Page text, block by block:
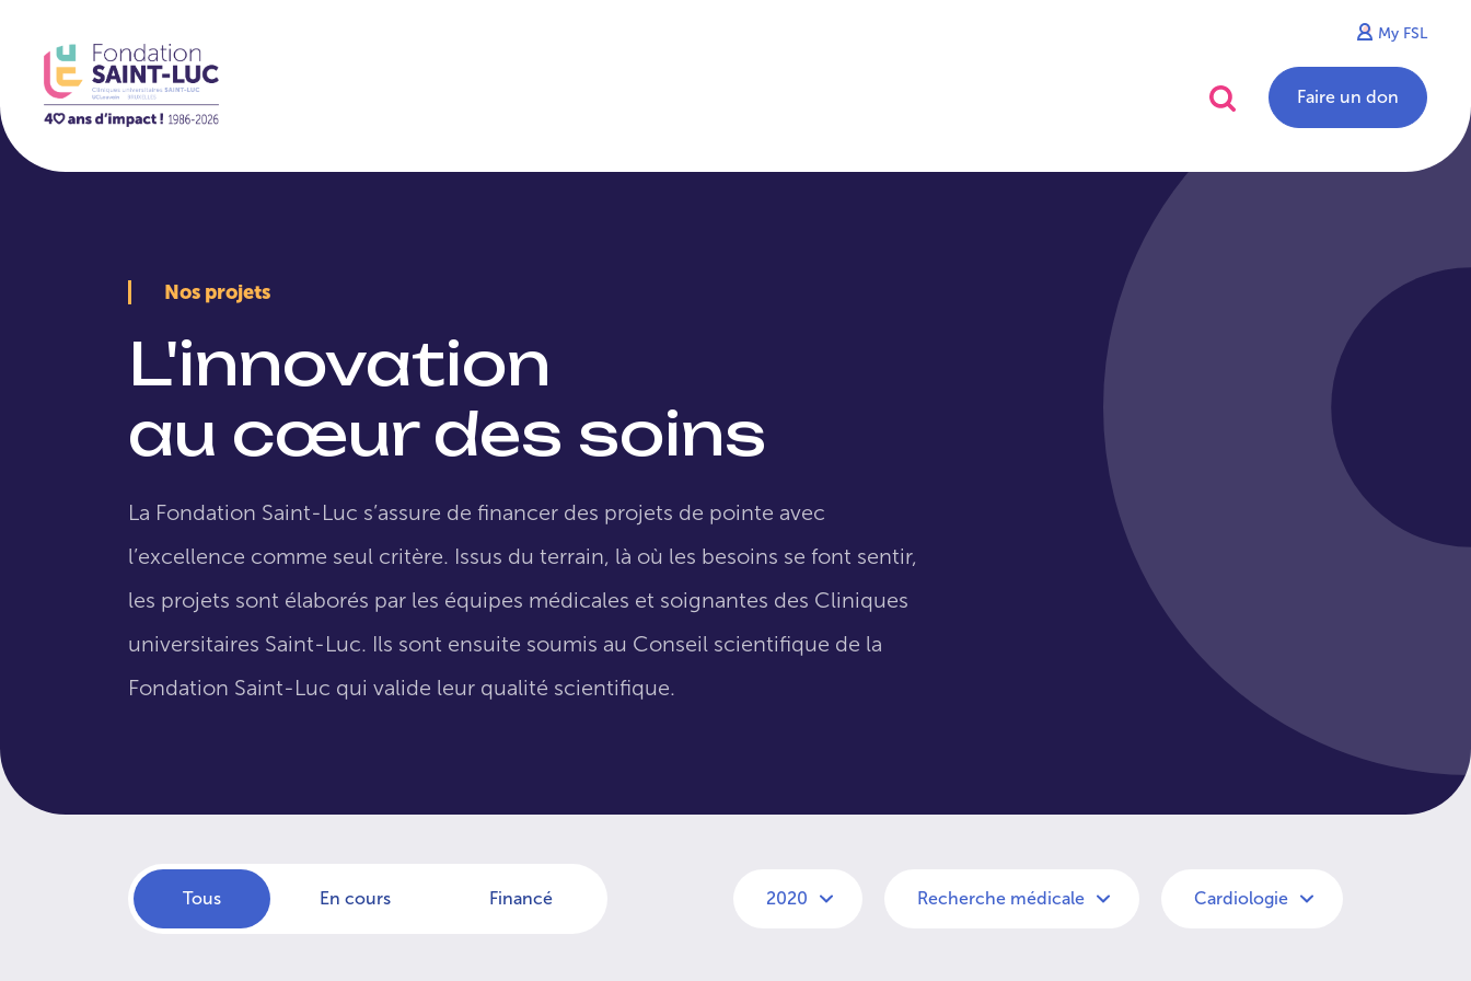
My FSL
Faire un don
Nos projets
L'innovation
au cœur des soins
La Fondation Saint-Luc s’assure de financer des projets de pointe avec
l’excellence comme seul critère. Issus du terrain, là où les besoins se font sentir,
les projets sont élaborés par les équipes médicales et soignantes des Cliniques
universitaires Saint-Luc. Ils sont ensuite soumis au Conseil scientifique de la
Fondation Saint-Luc qui valide leur qualité scientifique.
Tous En cours Financé 2020 Recherche médicale Cardiologie